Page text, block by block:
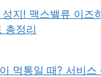
지! 맥스밸류 이즈
총정리
먹통일 때? 서비스